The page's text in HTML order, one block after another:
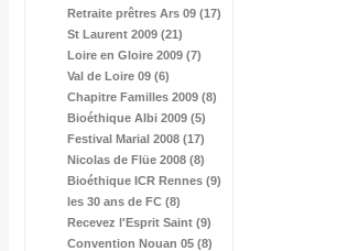
Retraite prêtres Ars 09 (17)
St Laurent 2009 (21)
Loire en Gloire 2009 (7)
Val de Loire 09 (6)
Chapitre Familles 2009 (8)
Bioéthique Albi 2009 (5)
Festival Marial 2008 (17)
Nicolas de Flüe 2008 (8)
Bioéthique ICR Rennes (9)
les 30 ans de FC (8)
Recevez l'Esprit Saint (9)
Convention Nouan 05 (8)